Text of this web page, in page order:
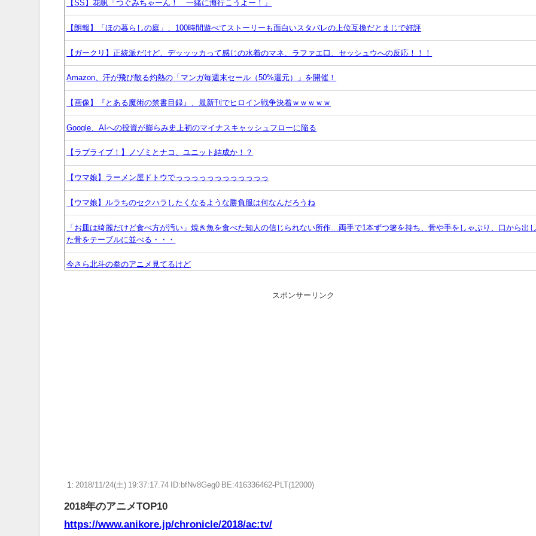
【SS】花帆「つぐみちゃーん！ 一緒に海行こうよー！」
【朗報】「ほの暮らしの庭」、100時間遊べてストーリーも面白いスタバレの上位互換だとまじで好評
【ガークリ】正統派だけど、デッッッカって感じの水着のマネ、ラファエ口、セッシュウへの反応！！！
Amazon、汗が飛び散る灼熱の「マンガ毎週末セール（50%還元）」を開催！
【画像】『とある魔術の禁書目録』、最新刊でヒロイン戦争決着ｗｗｗｗｗ
Google、AIへの投資が膨らみ史上初のマイナスキャッシュフローに陥る
【ラブライブ！】ノゾミとナコ、ユニット結成か！？
【ウマ娘】ラーメン屋ドトウでっっっっっっっっっっっっ
【ウマ娘】ルラちのセクハラしたくなるような勝負服は何なんだろうね
「お皿は綺麗だけど食べ方が汚い」焼き魚を食べた知人の信じられない所作…両手で1本ずつ箸を持ち、骨や手をしゃぶり、口から出
た骨をテーブルに並べる・・・
今さら北斗の拳のアニメ見てるけど
スポンサーリンク
1: 2018/11/24(土) 19:37:17.74 ID:bfNv8Geg0 BE:416336462-PLT(12000)
2018年のアニメTOP10
https://www.anikore.jp/chronicle/2018/ac:tv/